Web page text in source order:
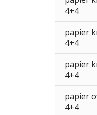
4+4
papier
4+4
papier
4+4
papier
4+4